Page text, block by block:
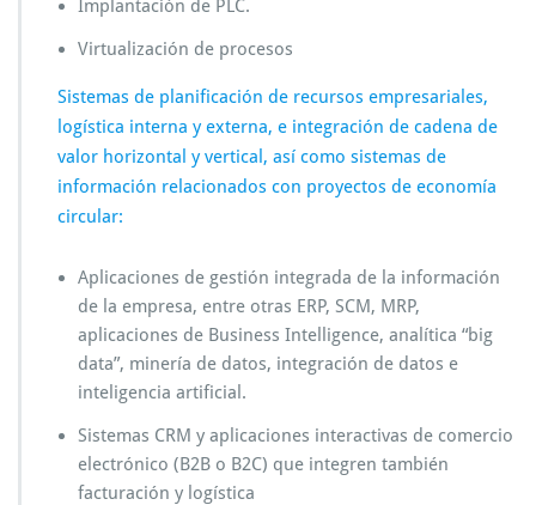
Implantación de PLC.
Virtualización de procesos
Sistemas de planificación de recursos empresariales,
logística interna y externa, e integración de cadena de
valor horizontal y vertical, así como sistemas de
información relacionados con proyectos de economía
circular:
Aplicaciones de gestión integrada de la información
de la empresa, entre otras ERP, SCM, MRP,
aplicaciones de Business Intelligence, analítica “big
data”, minería de datos, integración de datos e
inteligencia artificial.
Sistemas CRM y aplicaciones interactivas de comercio
electrónico (B2B o B2C) que integren también
facturación y logística